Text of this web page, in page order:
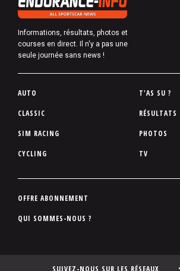
Informations, résultats, photos et
courses en direct. Il n'y a pas une
seule journée sans news !
P
d
d
p
e
AUTO
CLASSIC
SIM RACING
CYCLING
T'AS SU ?
RÉSULTATS
PHOTOS
TV
P
d
OFFRE ABONNEMENT
QUI SOMMES-NOUS ?